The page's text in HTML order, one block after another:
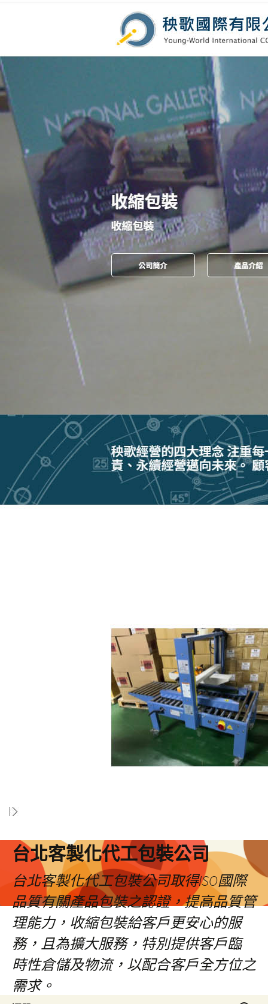
台北客製化代工包裝公司
台北客製化代工包裝公司取得ISO國際
品質有關產品包裝之認證，提高品質管
理能力，收縮包裝給客戶更安心的服
務，且為擴大服務，特別提供客戶臨
時性倉儲及物流，以配合客戶全方位之
需求。